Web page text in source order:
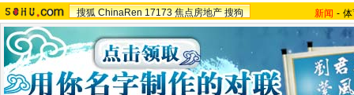
搜狐 ChinaRen 17173 焦点房地产 搜狗 新闻 -